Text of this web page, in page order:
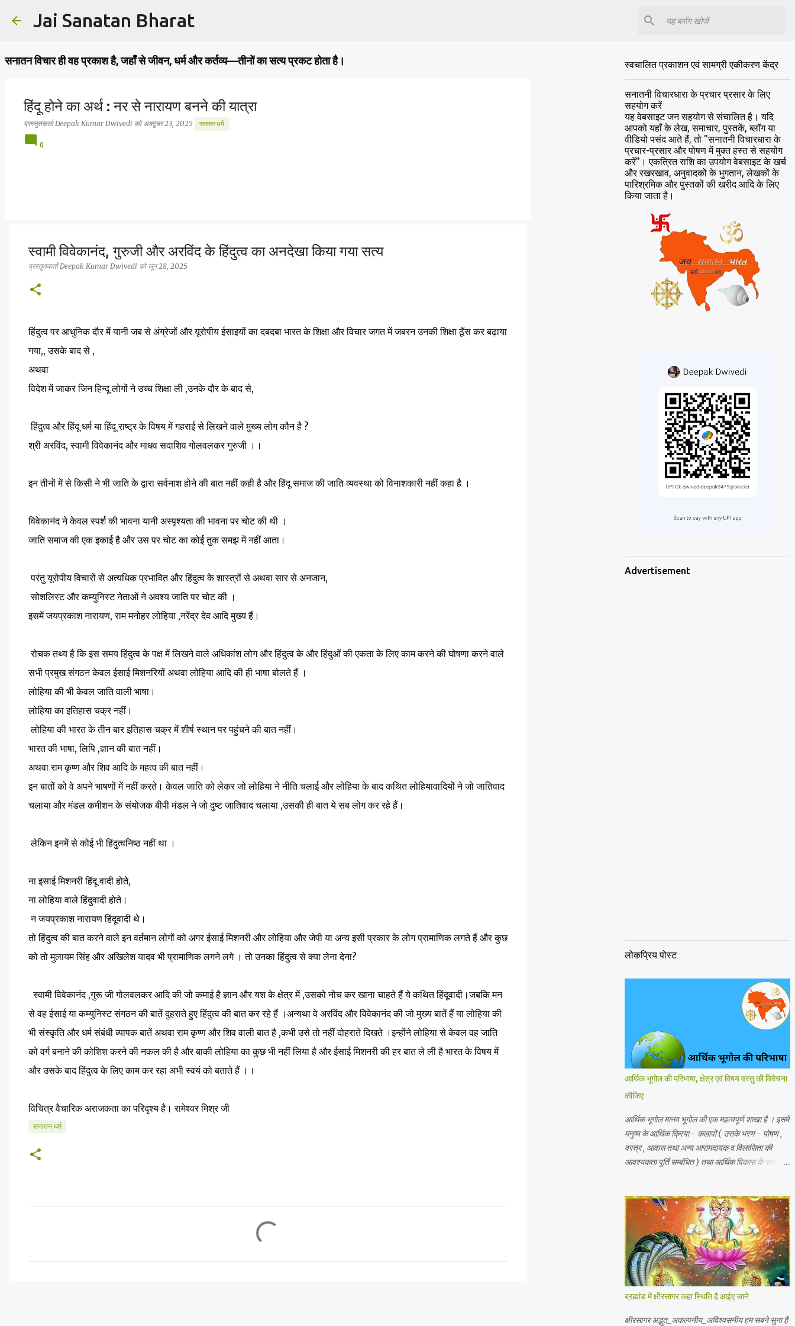
Jai Sanatan Bharat
सनातन विचार ही वह प्रकाश है, जहाँ से जीवन, धर्म और कर्तव्य—तीनों का सत्य प्रकट होता है।
हिंदू होने का अर्थ : नर से नारायण बनने की यात्रा
प्रस्तुतकर्ताDeepak Kumar Dwivedi कोअक्टूबर 23, 2025 सनातन धर्म
0
स्वामी विवेकानंद, गुरुजी और अरविंद के हिंदुत्व का अनदेखा किया गया सत्य
प्रस्तुतकर्ताDeepak Kumar Dwivedi कोजून 28, 2025
हिंदुत्व पर आधुनिक दौर में यानी जब से अंग्रेजों और यूरोपीय ईसाइयों का दबदबा भारत के शिक्षा और विचार जगत में जबरन उनकी शिक्षा ठूँस कर बढ़ाया
गया,, उसके बाद से ,
अथवा
विदेश में जाकर जिन हिन्दू लोगों ने उच्च शिक्षा ली ,उनके दौर के बाद से,
हिंदुत्व और हिंदू धर्म या हिंदू राष्ट्र के विषय में गहराई से लिखने वाले मुख्य लोग कौन है ?
श्री अरविंद, स्वामी विवेकानंद और माधव सदाशिव गोलवलकर गुरुजी ।।
इन तीनों में से किसी ने भी जाति के द्वारा सर्वनाश होने की बात नहीं कही है और हिंदू समाज की जाति व्यवस्था को विनाशकारी नहीं कहा है ।
विवेकानंद ने केवल स्पर्श की भावना यानी अस्पृश्यता की भावना पर चोट की थी ।
जाति समाज की एक इकाई है और उस पर चोट का कोई तुक समझ में नहीं आता।
परंतु यूरोपीय विचारों से अत्यधिक प्रभावित और हिंदुत्व के शास्त्रों से अथवा सार से अनजान,
सोशलिस्ट और कम्युनिस्ट नेताओं ने अवश्य जाति पर चोट की ।
इसमें जयप्रकाश नारायण, राम मनोहर लोहिया ,नरेंद्र देव आदि मुख्य हैं।
रोचक तथ्य है कि इस समय हिंदुत्व के पक्ष में लिखने वाले अधिकांश लोग और हिंदुत्व के और हिंदुओं की एकता के लिए काम करने की घोषणा करने वाले
सभी प्रमुख संगठन केवल ईसाई मिशनरियों अथवा लोहिया आदि की ही भाषा बोलते हैं ।
लोहिया की भी केवल जाति वाली भाषा।
लोहिया का इतिहास चक्र नहीं।
लोहिया की भारत के तीन बार इतिहास चक्र में शीर्ष स्थान पर पहुंचने की बात नहीं।
भारत की भाषा, लिपि ,ज्ञान की बात नहीं।
अथवा राम कृष्ण और शिव आदि के महत्व की बात नहीं।
इन बातों को वे अपने भाषणों में नहीं करते। केवल जाति को लेकर जो लोहिया ने नीति चलाई और लोहिया के बाद कथित लोहियावादियों ने जो जातिवाद
चलाया और मंडल कमीशन के संयोजक बीपी मंडल ने जो दुष्ट जातिवाद चलाया ,उसकी ही बात ये सब लोग कर रहे हैं।
लेकिन इनमें से कोई भी हिंदुत्वनिष्ठ नहीं था ।
ना इसाई मिशनरी हिंदू वादी होते,
ना लोहिया वाले हिंदुवादी होते।
न जयप्रकाश नारायण हिंदूवादी थे।
तो हिंदुत्व की बात करने वाले इन वर्तमान लोगों को अगर ईसाई मिशनरी और लोहिया और जेपी या अन्य इसी प्रकार के लोग प्रामाणिक लगते हैं और कुछ
को तो मुलायम सिंह और अखिलेश यादव भी प्रामाणिक लगने लगे । तो उनका हिंदुत्व से क्या लेना देना?
स्वामी विवेकानंद ,गुरू जी गोलवलकर आदि की जो कमाई है ज्ञान और यश के क्षेत्र में ,उसको नोच कर खाना चाहते हैं ये कथित हिंदूवादी।जबकि मन
से वह ईसाई या कम्युनिस्ट संगठन की बातें दुहराते हुए हिंदुत्व की बात कर रहे हैं ।अन्यथा वे अरविंद और विवेकानंद की जो मुख्य बातें हैं या लोहिया की
भी संस्कृति और धर्म संबंधी व्यापक बातें अथवा राम कृष्ण और शिव वाली बात है ,कभी उसे तो नहीं दोहराते दिखते ।इन्होंने लोहिया से केवल वह जाति
को वर्ग बनाने की कोशिश करने की नकल की है और बाकी लोहिया का कुछ भी नहीं लिया है और ईसाई मिशनरी की हर बात ले ली है भारत के विषय में
और उसके बाद हिंदुत्व के लिए काम कर रहा अभी स्वयं को बताते हैं ।।
विचित्र वैचारिक अराजकता का परिदृश्य है। रामेश्वर मिश्र जी
सनातन धर्म
स्वचालित प्रकाशन एवं सामग्री एकीकरण केंद्र
सनातनी विचारधारा के प्रचार प्रसार के लिए
सहयोग करें
यह वेबसाइट जन सहयोग से संचालित है। यदि
आपको यहाँ के लेख, समाचार, पुस्तकें, ब्लॉग या
वीडियो पसंद आते हैं, तो "सनातनी विचारधारा के
प्रचार-प्रसार और पोषण में मुक्त हस्त से सहयोग
करें"। एकत्रित राशि का उपयोग वेबसाइट के खर्च
और रखरखाव, अनुवादकों के भुगतान, लेखकों के
पारिश्रमिक और पुस्तकों की खरीद आदि के लिए
किया जाता है।
Advertisement
लोकप्रिय पोस्ट
आर्थिक भूगोल की परिभाषा, क्षेत्र एवं विषय वस्तु की विवेचना
कीजिए
आर्थिक भूगोल मानव भूगोल की एक महत्वपूर्ण शाखा है । इसमें
मनुष्य के आर्थिक क्रिया - कलापों ( उसके भरण - पोषण ,
वस्त्र , आवास तथा अन्य आरामदायक व विलासिता की
आवश्यकता पूर्ति सम्बंधित ) तथा आर्थिक विकास के स्तर का
भिन्नता होती है, अतः इनका पारस्परिक सम्बन्ध भी भिन्न होता
है, जिसके आर्थिक भूगोल के अंतर्गत इन्ही क्षेत्रीय आर्थिक
भिन्नताओ का अध्ययन किया जाता है। आर्थिक भूगोल की
कुछ विद्वानों ने निम्नलिखित प्रमुख परिभाषाएं दी है। 1.प्रो .
ब्राउन के शब्दों में - आर्थिक भूगोल की वह शाखा है जिसमें
प्राकृतिक वातावरण ( जड़ और चेतन ) के मनुष्य की आर्थिक
क्रियाओं पर पड़ने वाले प्रभावों का अध्ययन होता है। 2.
रूरबैक के शब्दों में - "आर्थिक भूगोल एक क्षेत्र के आर्थिक
जीवन क वर्णन है, जिसके अन्तर्गत भौगोलिक वातावरण के
ब्रह्मांड में क्षीरसागर कहा स्थिति है आईए जाने
क्षीरसागर अद्भुत_अकल्पनीय_अविश्वसनीय हम सबने सुना है